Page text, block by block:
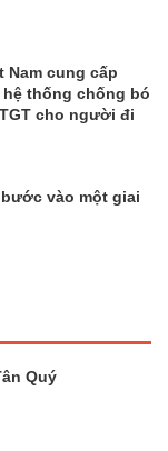
Nam cung cấp
thống chống bó
cho người đi
vào một giai
Quý